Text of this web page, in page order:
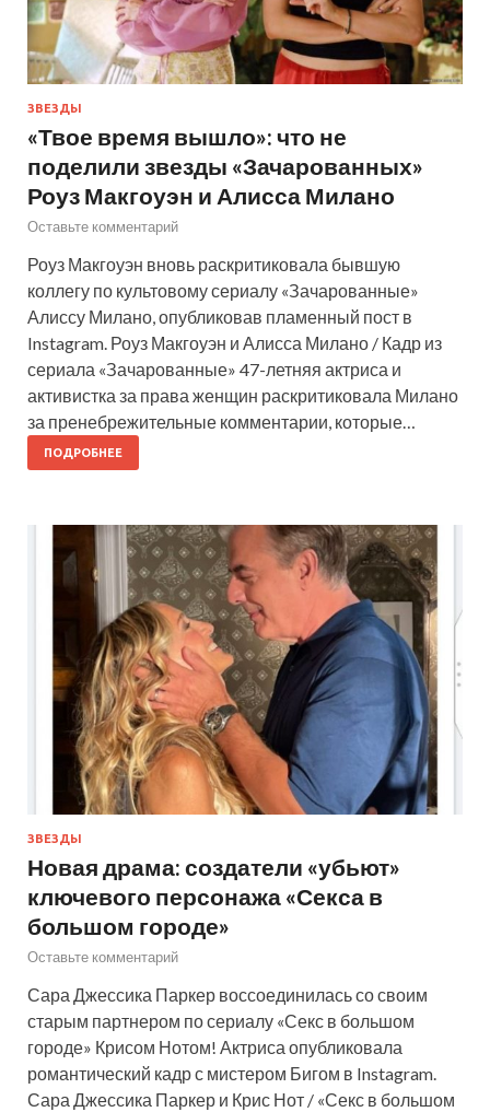
ЗВЕЗДЫ
«Твое время вышло»: что не
поделили звезды «Зачарованных»
Роуз Макгоуэн и Алисса Милано
Оставьте комментарий
Роуз Макгоуэн вновь раскритиковала бывшую
коллегу по культовому сериалу «Зачарованные»
Алиссу Милано, опубликовав пламенный пост в
Instagram. Роуз Макгоуэн и Алисса Милано / Кадр из
сериала «Зачарованные» 47-летняя актриса и
активистка за права женщин раскритиковала Милано
за пренебрежительные комментарии, которые…
ПОДРОБНЕЕ
ЗВЕЗДЫ
Новая драма: создатели «убьют»
ключевого персонажа «Секса в
большом городе»
Оставьте комментарий
Сара Джессика Паркер воссоединилась со своим
старым партнером по сериалу «Секс в большом
городе» Крисом Нотом! Актриса опубликовала
романтический кадр с мистером Бигом в Instagram.
Сара Джессика Паркер и Крис Нот / «Секс в большом